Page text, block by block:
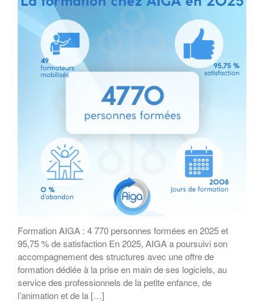
Formation AIGA : 4 770 personnes formées en 2025 et
95,75 % de satisfaction En 2025, AIGA a poursuivi son
accompagnement des structures avec une offre de
formation dédiée à la prise en main de ses logiciels, au
service des professionnels de la petite enfance, de
l’animation et de la […]